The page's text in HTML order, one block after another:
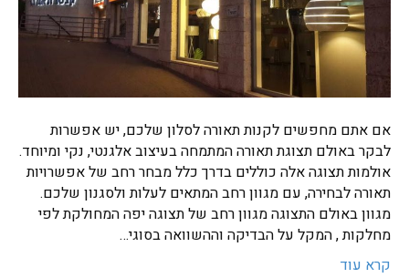
אם אתם מחפשים לקנות תאורה לסלון שלכם, יש אפשרות
לבקר באולם תצוגת תאורה המתמחה בעיצוב אלגנטי, נקי ומיוחד.
אולמות תצוגה אלה כוללים בדרך כלל מבחר רחב של אפשרויות
תאורה לבחירה, עם מגוון רחב המתאים לעלות ולסגנון שלכם.
מגוון באולם התצוגה מגוון רחב של תצוגה יפה המחולקת לפי
מחלקות , המקל על הבדיקה וההשוואה בסוגי…
קרא עוד